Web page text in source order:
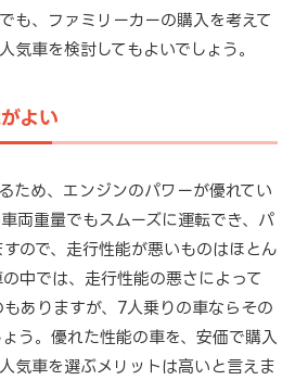
も、ファミリーカーの購入を考えて
気車を検討してもよいでしょう。
よい
ため、エンジンのパワーが優れてい
両重量でもスムーズに運転でき、パ
ので、走行性能が悪いものはほとん
中では、走行性能の悪さによって
ありますが、7人乗りの車ならその
う。優れた性能の車を、安価で購入
気車を選ぶメリットは高いと言えま